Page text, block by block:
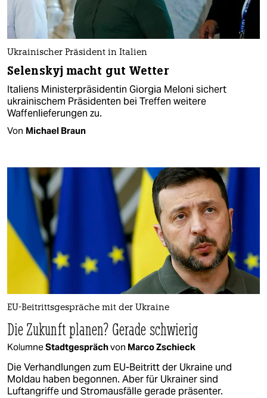
Ukrainischer Präsident in Italien
Selenskyj macht gut Wetter
Italiens Ministerpräsidentin Giorgia Meloni sichert
ukrainischem Präsidenten bei Treffen weitere
Waffenlieferungen zu.
Von Michael Braun
EU-Beitrittsgespräche mit der Ukraine
Die Zukunft planen? Gerade schwierig
KolumneStadtgesprächvon Marco Zschieck
Die Verhandlungen zum EU-Beitritt der Ukraine und
Moldau haben begonnen. Aber für Ukrainer sind
Luftangriffe und Stromausfälle gerade präsenter.